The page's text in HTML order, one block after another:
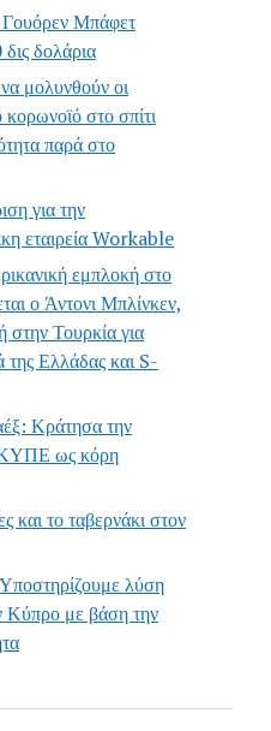
Γουόρεν Μπάφετ
δολάρια
μολυνθούν οι
κορωνοϊό στο σπίτι
παρά στο
για την
εταιρεία Workable
εμπλοκή στο
ο Άντονι Μπλίνκεν,
στην Τουρκία για
της Ελλάδας και S-
Κράτησα την
ΚΥΠΕ ως κόρη
και το ταβερνάκι στον
λύση
Κύπρο με βάση την